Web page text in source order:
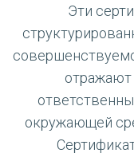
Эти
отражают
окружающей